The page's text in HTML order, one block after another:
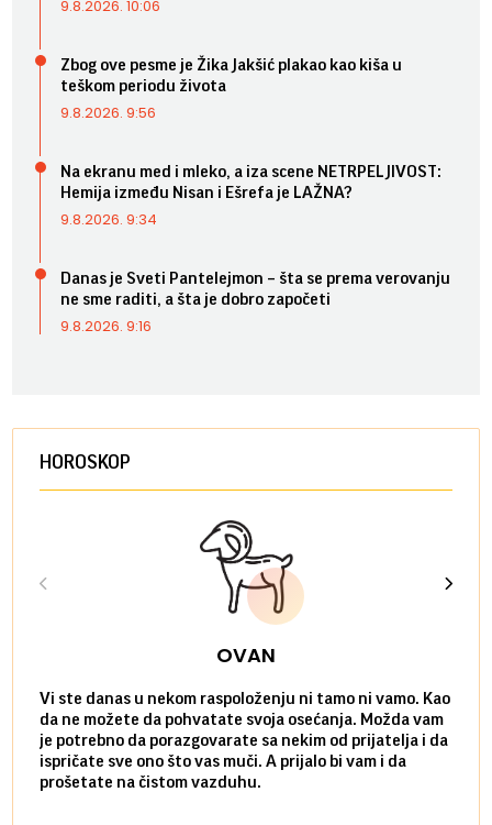
9.8.2026. 10:06
Zbog ove pesme je Žika Jakšić plakao kao kiša u
teškom periodu života
9.8.2026. 9:56
Na ekranu med i mleko, a iza scene NETRPELJIVOST:
Hemija između Nisan i Ešrefa je LAŽNA?
9.8.2026. 9:34
Danas je Sveti Pantelejmon – šta se prema verovanju
ne sme raditi, a šta je dobro započeti
9.8.2026. 9:16
HOROSKOP
OVAN
Vi ste danas u nekom raspoloženju ni tamo ni vamo. Kao
da ne možete da pohvatate svoja osećanja. Možda vam
je potrebno da porazgovarate sa nekim od prijatelja i da
ispričate sve ono što vas muči. A prijalo bi vam i da
prošetate na čistom vazduhu.